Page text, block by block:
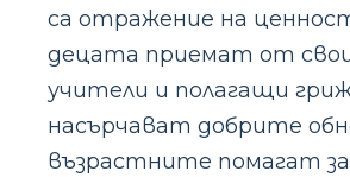
са отражение на
децата приемат от
учители и полагащи
насърчават добрите
възрастните помагат